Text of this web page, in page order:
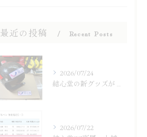
最近の投稿 Recent Posts
2026/07/24
2026/07/22